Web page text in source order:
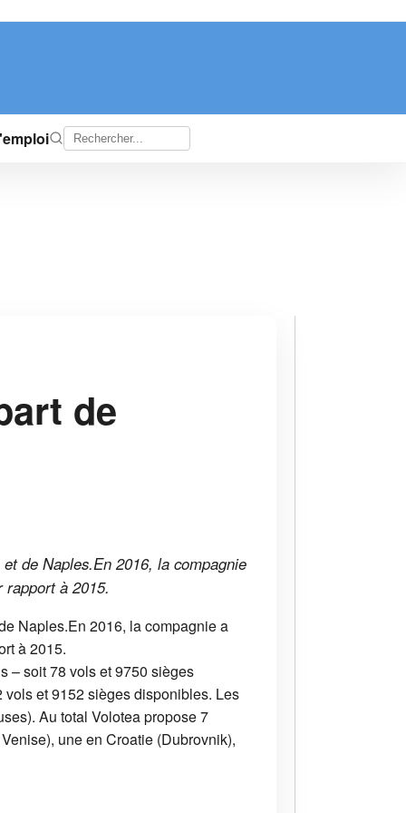
de
de Naples.En 2016, la compagnie
rapport à 2015.
Naples.En 2016, la compagnie a
à 2015.
– soit 78 vols et 9750 sièges
et 9152 sièges disponibles. Les
Au total Volotea propose 7
une en Croatie (Dubrovnik),